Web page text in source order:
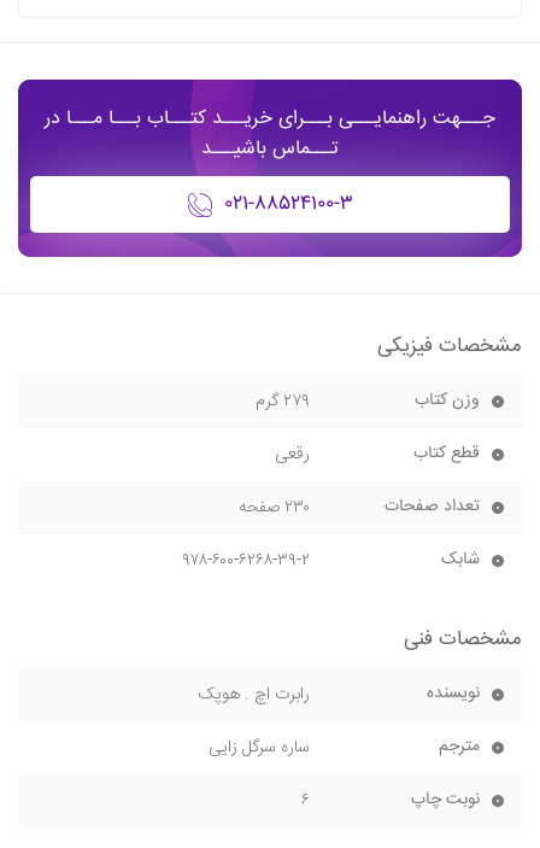
جـــهت راهنمایـــی بـــرای خریـــد کتـــاب بـــا مـــا در
تـــماس باشیـــد
۰۲۱-۸۸۵۲۴۱۰۰-۳
مشخصات فیزیکی
وزن کتاب ۲۷۹ گرم
قطع کتاب رقعی
تعداد صفحات ۲۳۰ صفحه
شابک ۹۷۸-۶۰۰-۶۲۶۸-۳۹-۲
مشخصات فنی
نویسنده رابرت اچ . هوپک
مترجم ساره سرگل زایی
نوبت چاپ ۶